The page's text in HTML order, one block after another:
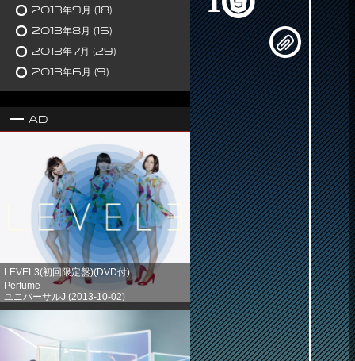
2013年9月 (18)
2013年8月 (16)
2013年7月 (29)
2013年6月 (9)
Ad
LEVEL3(初回限定盤)(DVD付)
Perfume
ユニバーサルJ (2013-10-02)
売り上げランキング: 1